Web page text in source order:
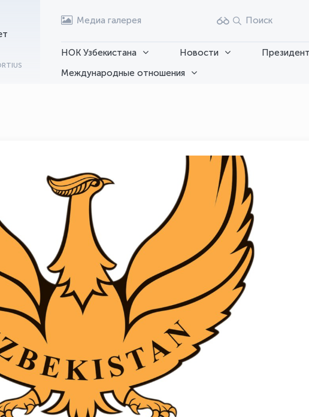
Медиа галерея Поиск
НОК Узбекистана Новости
Международные отношения